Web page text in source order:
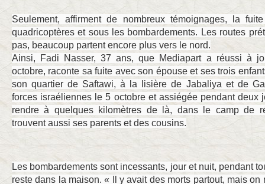
Seulement, affirment de nombreux témoignages, la
quadricoptères et sous les bombardements. Les routes
pas, beaucoup partent encore plus vers le nord.
Ainsi, Fadi Nasser, 37 ans, que Mediapart a réussi à
octobre, raconte sa fuite avec son épouse et ses trois
son quartier de Saftawi, à la lisière de Jabaliya et de
forces israéliennes le 5 octobre et assiégée pendant deux
rendre à quelques kilomètres de là, dans le camp de
trouvent aussi ses parents et des cousins.
Les bombardements sont incessants, jour et nuit, pendant
reste dans la maison. « Il y avait des morts partout, mais on